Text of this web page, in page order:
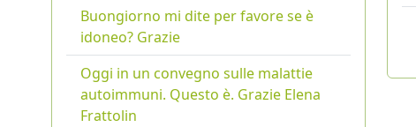
Buongiorno mi dite per favore se è
idoneo? Grazie
Oggi in un convegno sulle malattie
autoimmuni. Questo è. Grazie Elena
Frattolin